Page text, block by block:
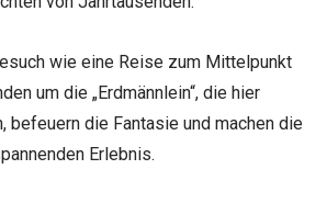
wie eine Reise zum Mittelpunkt
um die „Erdmännlein“, die hier
befeuern die Fantasie und machen die
Erlebnis.